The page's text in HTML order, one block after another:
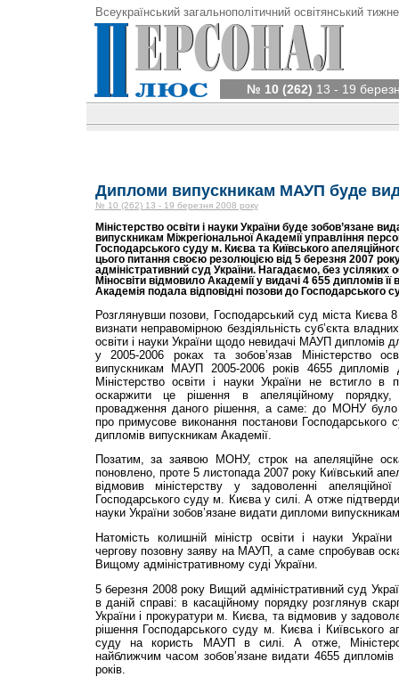
Всеукраїнський загальнополітичний освітянський
№ 10 (262) 13 - 19
Дипломи випускникам МАУП буде
№ 10 (262) 13 - 19 березня 2008 року
Міністерство освіти і науки України буде зобов’язане
випускникам Міжрегіональної Академії управління
Господарського суду м. Києва та Київського
цього питання своєю резолюцією від 5 березня 2007
адміністративний суд України. Нагадаємо, без усіляких
Міносвіти відмовило Академії у видачі 4 655 дипломів її
Академія подала відповідні позови до Господарського
Розглянувши позови, Господарський суд міста Києва
визнати неправомірною бездіяльність суб’єкта
освіти і науки України щодо невидачі МАУП дипломів
у 2005-2006 роках та зобов’язав Міністерство
випускникам МАУП 2005-2006 років 4655 дипломів
Міністерство освіти і науки України не встигло в
оскаржити це рішення в апеляційному порядку,
провадження даного рішення, а саме: до МОНУ було
про примусове виконання постанови Господарського
дипломів випускникам Академії.
Позатим, за заявою МОНУ, строк на апеляційне
поновлено, проте 5 листопада 2007 року Київський
відмовив міністерству у задоволенні
Господарського суду м. Києва у силі. А отже
науки України зобов’язане видати дипломи
Натомість колишній міністр освіти і науки
чергову позовну заяву на МАУП, а саме спробував
Вищому адміністративному суді України.
5 березня 2008 року Вищий адміністративний суд
в даній справі: в касаційному порядку розглянув
України і прокуратури м. Києва, та відмовив у
рішення Господарського суду м. Києва і Київського
суду на користь МАУП в силі. А отже,
найближчим часом зобов’язане видати 4655
років.